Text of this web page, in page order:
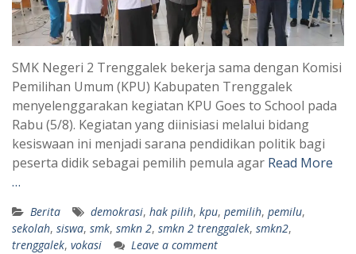
SMK Negeri 2 Trenggalek bekerja sama dengan Komisi
Pemilihan Umum (KPU) Kabupaten Trenggalek
menyelenggarakan kegiatan KPU Goes to School pada
Rabu (5/8). Kegiatan yang diinisiasi melalui bidang
kesiswaan ini menjadi sarana pendidikan politik bagi
peserta didik sebagai pemilih pemula agar Read More
…
Berita demokrasi, hak pilih, kpu, pemilih, pemilu,
sekolah, siswa, smk, smkn 2, smkn 2 trenggalek, smkn2,
trenggalek, vokasi Leave a comment